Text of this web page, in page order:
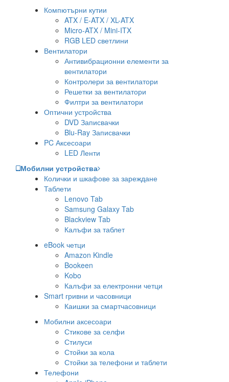
Компютърни кутии
ATX / E-ATX / XL-ATX
Micro-ATX / Mini-ITX
RGB LED светлини
Вентилатори
Антивибрационни елементи за
вентилатори
Контролери за вентилатори
Решетки за вентилатори
Филтри за вентилатори
Оптични устройства
DVD Записвачки
Blu-Ray Записвачки
PC Аксесоари
LED Ленти
Мобилни устройства
Колички и шкафове за зареждане
Таблети
Lenovo Tab
Samsung Galaxy Tab
Blackview Tab
Калъфи за таблет
eBook четци
Amazon Kindle
Bookeen
Kobo
Калъфи за електронни четци
Smart гривни и часовници
Каишки за смартчасовници
Мобилни аксесоари
Стикове за селфи
Стилуси
Стойки за кола
Стойки за телефони и таблети
Телефони